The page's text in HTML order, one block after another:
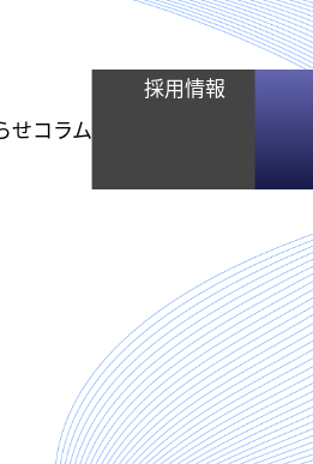
せコラム
採用情報